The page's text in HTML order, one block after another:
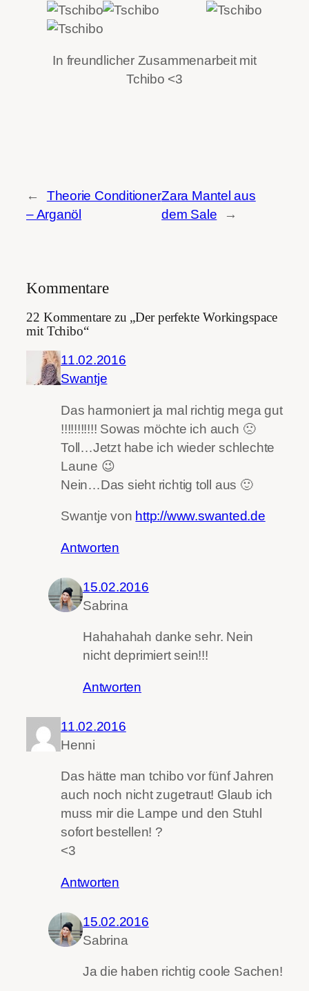
In freundlicher Zusammenarbeit mit
Tchibo <3
←
Theorie Conditioner
– Arganöl
Zara Mantel aus
dem Sale
→
Kommentare
22 Kommentare zu „Der perfekte Workingspace
mit Tchibo“
11.02.2016
Swantje
Das harmoniert ja mal richtig mega gut
!!!!!!!!!!! Sowas möchte ich auch 🙁
Toll…Jetzt habe ich wieder schlechte
Laune 😉
Nein…Das sieht richtig toll aus 🙂
Swantje von http://www.swanted.de
Antworten
15.02.2016
Sabrina
Hahahahah danke sehr. Nein
nicht deprimiert sein!!!
Antworten
11.02.2016
Henni
Das hätte man tchibo vor fünf Jahren
auch noch nicht zugetraut! Glaub ich
muss mir die Lampe und den Stuhl
sofort bestellen! ?
<3
Antworten
15.02.2016
Sabrina
Ja die haben richtig coole Sachen!